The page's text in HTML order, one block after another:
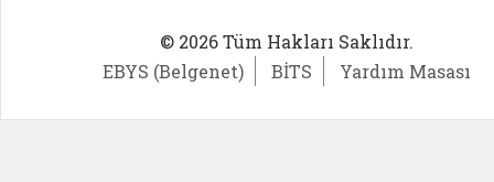
© 2026 Tüm Hakları Saklıdır.
EBYS (Belgenet)
BİTS Yardım Masası